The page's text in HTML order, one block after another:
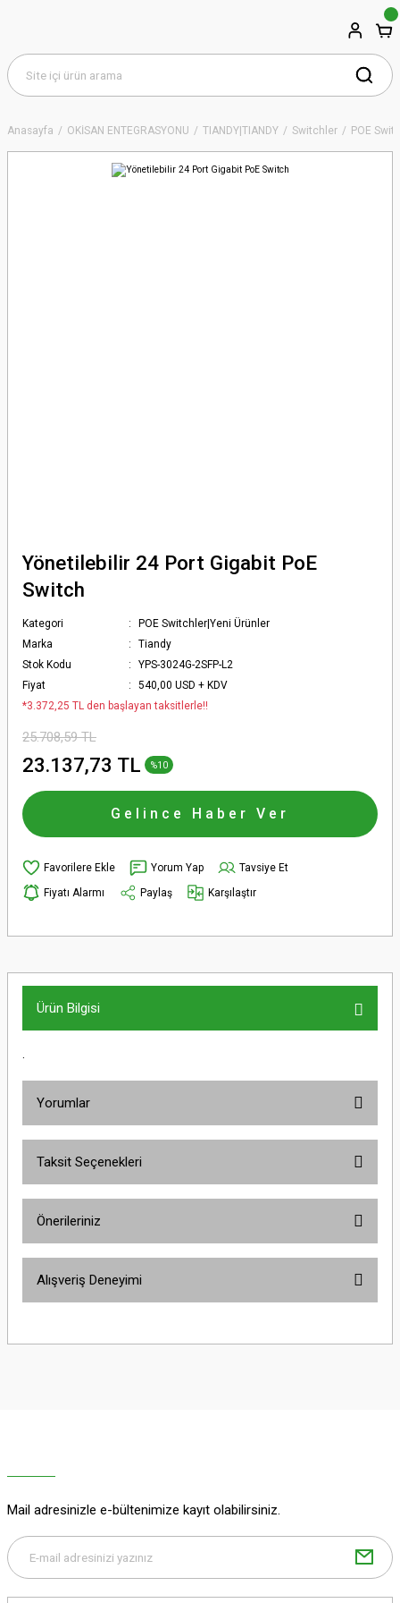
Anasayfa OKİSAN ENTEGRASYONU TIANDY|TIANDY Switchler POE
Yönetilebilir 24 Port Gigabit PoE
Switch
Kategori
POE Switchler|Yeni Ürünler
Marka
Tiandy
Stok Kodu
YPS-3024G-2SFP-L2
Fiyat
540,00 USD + KDV
*3.372,25 TL den başlayan taksitlerle!!
25.708,59 TL
23.137,73 TL %10
Gelince Haber Ver
Yorum Yap
Tavsiye Et
Fiyatı Alarmı
Paylaş Karşılaştır
Ürün Bilgisi
.
Yorumlar
Taksit Seçenekleri
Önerileriniz
yetersiz gördüğünüz noktaları öneri formunu kullanarak tarafımıza
Gönder
Alışveriş Deneyimi
Mail adresinizle e-bültenimize kayıt olabilirsiniz.